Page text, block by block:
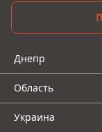
Днепр
Область
Украина